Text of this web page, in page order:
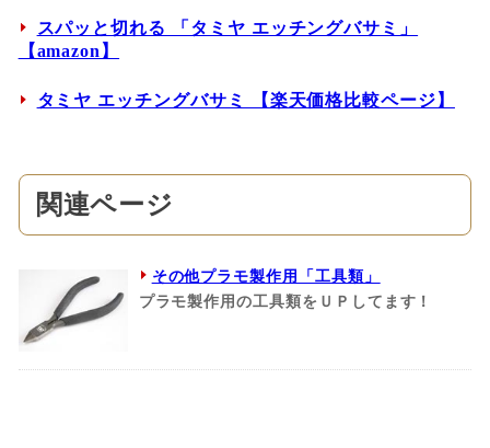
スパッと切れる 「タミヤ エッチングバサミ」
【amazon】
タミヤ エッチングバサミ 【楽天価格比較ページ】
関連ページ
その他プラモ製作用「工具類」
プラモ製作用の工具類をＵＰしてます！